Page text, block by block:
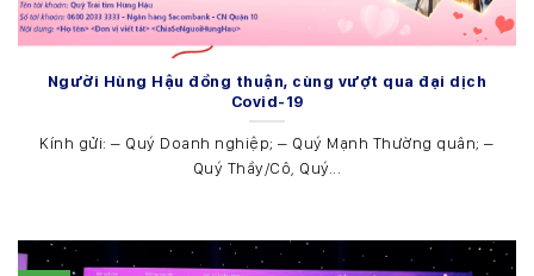
Người Hùng Hậu đồng thuận, cùng vượt qua đại dịch
Covid-19
Kính gửi: – Quý Doanh nghiệp; – Quý Mạnh Thường quân; –
Quý Thầy/Cô, Quý...